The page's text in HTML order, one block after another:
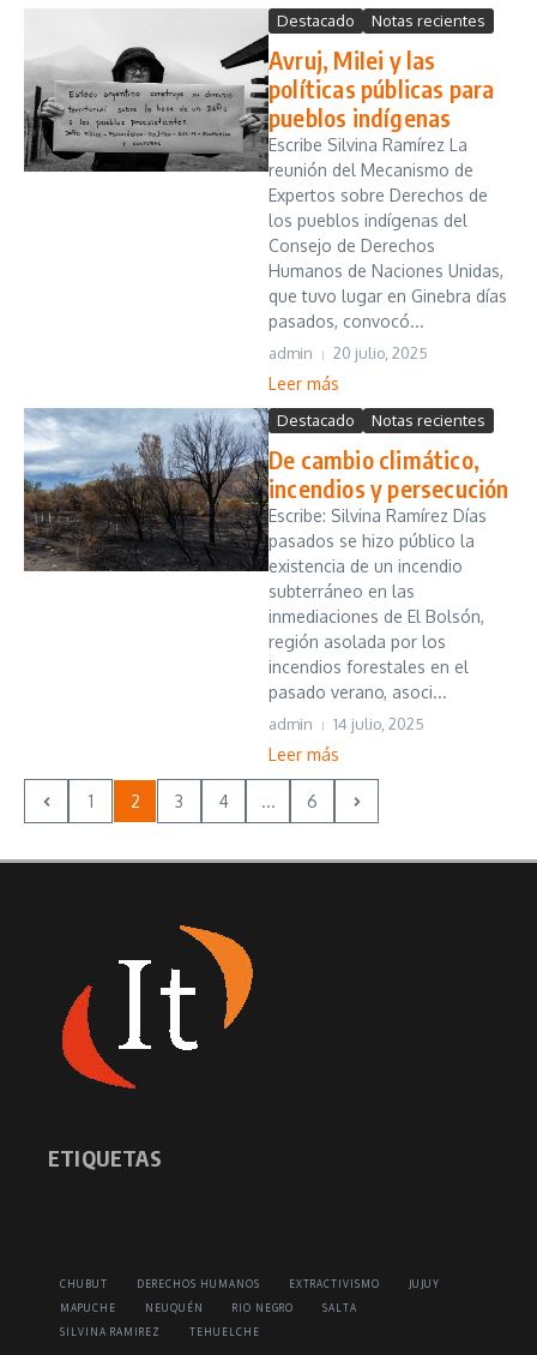
Destacado Notas recientes
Avruj, MiIei y las
políticas públicas para
pueblos indígenas
Escribe Silvina Ramírez La
reunión del Mecanismo de
Expertos sobre Derechos de
los pueblos indígenas del
Consejo de Derechos
Humanos de Naciones Unidas,
que tuvo lugar en Ginebra días
pasados, convocó...
admin 20 julio, 2025
Leer más
Destacado Notas recientes
De cambio climático,
incendios y persecución
Escribe: Silvina Ramírez Días
pasados se hizo público la
existencia de un incendio
subterráneo en las
inmediaciones de El Bolsón,
región asolada por los
incendios forestales en el
pasado verano, asoci...
admin 14 julio, 2025
Leer más
1 2 3 4 ... 6
ETIQUETAS
CHUBUT DERECHOS HUMANOS EXTRACTIVISMO
JUJUY
MAPUCHE
NEUQUÉN RIO NEGRO
SALTA
SILVINA RAMIREZ
TEHUELCHE